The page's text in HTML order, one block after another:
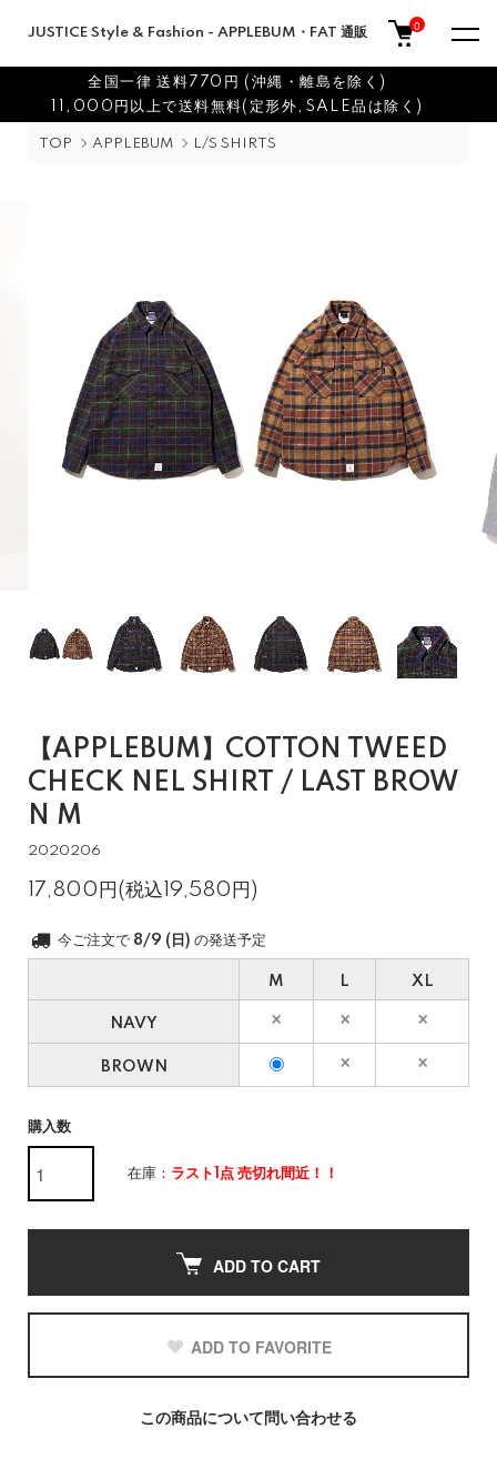
JUSTICE Style & Fashion - APPLEBUM・FAT 通販 0
全国一律 送料770円 (沖縄・離島を除く)
11,000円以上で送料無料(定形外,SALE品は除く)
TOP APPLEBUM L/S SHIRTS
【APPLEBUM】COTTON TWEED
CHECK NEL SHIRT / LAST BROW
N M
2020206
17,800円(税込19,580円)
今ご注文で 8/9 (日) の発送予定
M L XL
NAVY
BROWN
購入数
在庫： ラスト1点 売切れ間近！！
ADD TO CART
ADD TO FAVORITE
この商品について問い合わせる